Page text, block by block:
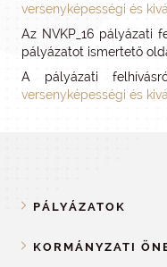
versenyképességi és
Az NVKP_16 pályázati
pályázatot ismertető
A pályázati
versenyképességi és
PÁLYÁZATOK
KORMÁNYZATI